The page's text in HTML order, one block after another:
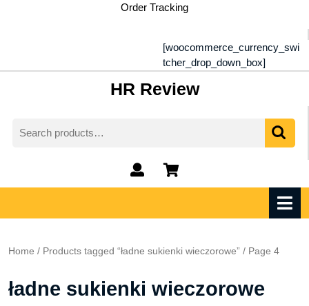
Order Tracking
[woocommerce_currency_swi
tcher_drop_down_box]
HR Review
for:
My
Account
shopping
cart
Home / Products tagged “ładne sukienki wieczorowe” / Page 4
ładne sukienki wieczorowe